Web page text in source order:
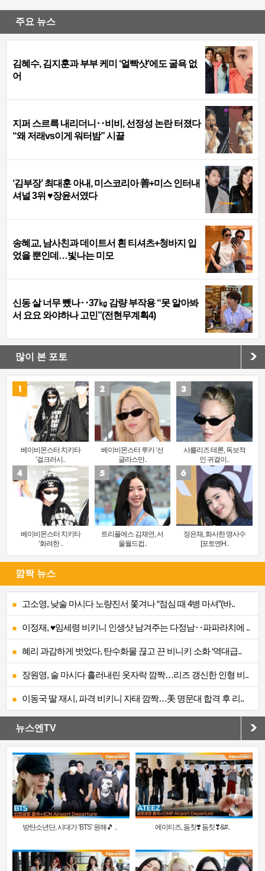
주요 뉴스
김혜수, 김지훈과 부부 케미 ‘얼빡샷’에도 굴욕 없
어
지퍼 스르륵 내리더니‥비비, 선정성 논란 터졌다
“왜 저래vs이게 워터밤” 시끌
‘김부장’ 최대훈 아내, 미스코리아 善+미스 인터내
셔널 3위 ♥장윤서였다
송혜교, 남사친과 데이트서 흰 티셔츠+청바지 입
었을 뿐인데…빛나는 미모
신동 살 너무 뺐나‥37㎏ 감량 부작용 “못 알아봐
서 요요 와야하나 고민”(전현무계획4)
많이 본 포토
베이비몬스터 치키타
‘걸크러시..
베이비몬스터 루카 ‘선
글라스만..
샤를리즈 테론, 독보적
인 귀걸이..
베이비몬스터 치키타
‘화려한 ..
트리플에스 김채연, 서
울월드컵..
정은채, 화사한 명사수
[포토엔H..
깜짝 뉴스
고소영, 낮술 마시다 노량진서 쫓겨나 “점심 때 4병 마셔”(바..
이정재, ♥임세령 비키니 인생샷 남겨주는 다정남‥파파라치에 ..
혜리 과감하게 벗었다, 탄수화물 끊고 끈 비니키 소화 ‘역대급..
장원영, 술 마시다 흘러내린 옷자락 깜짝…리즈 갱신한 인형 비..
이동국 딸 재시, 파격 비키니 자태 깜짝…美 명문대 합격 후 리..
뉴스엔TV
방탄소년단, 시대가 ‘BTS’ 원해🎵 .. 에이티즈, 둠칫❣️ 둠칫❣&#..